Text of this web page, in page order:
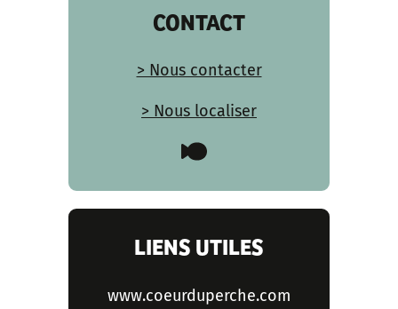
CONTACT
> Nous contacter
> Nous localiser
LIENS UTILES
www.coeurduperche.com